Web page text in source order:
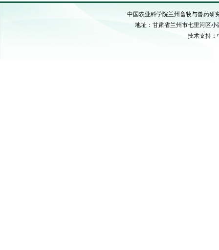
中国农业科学院兰州畜牧与兽药研
地址：甘肃省兰州市七里河区小
技术支持